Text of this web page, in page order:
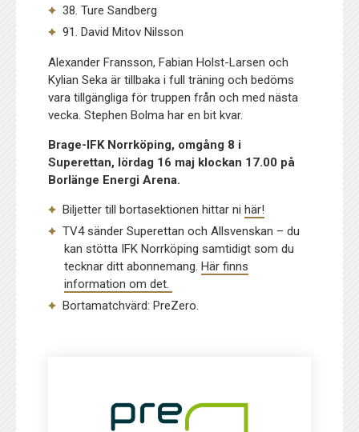
38. Ture Sandberg
91. David Mitov Nilsson
Alexander Fransson, Fabian Holst-Larsen och
Kylian Seka är tillbaka i full träning och bedöms
vara tillgängliga för truppen från och med nästa
vecka. Stephen Bolma har en bit kvar.
Brage-IFK Norrköping, omgång 8 i
Superettan, lördag 16 maj klockan 17.00 på
Borlänge Energi Arena.
Biljetter till bortasektionen hittar nihär!
TV4 sänder Superettan och Allsvenskan – du
kan stötta IFK Norrköping samtidigt som du
tecknar ditt abonnemang.Här finns
information om det.
Bortamatchvärd: PreZero.